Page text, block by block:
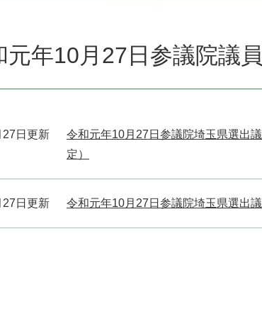
元年10月27日参議院議
27日更新
令和元年10月27日参議院埼玉県選出
定）
27日更新 令和元年10月27日参議院埼玉県選出